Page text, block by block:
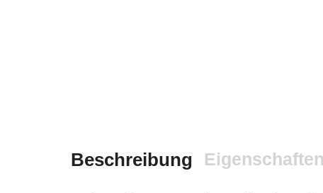
Beschreibung Eigenschaften